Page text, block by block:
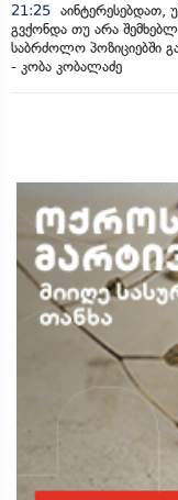
21:25
გვქონდა თუ არა
საბრძოლო პოზიციებში
- კობა კობალაძე